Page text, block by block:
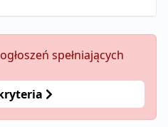
spełniających